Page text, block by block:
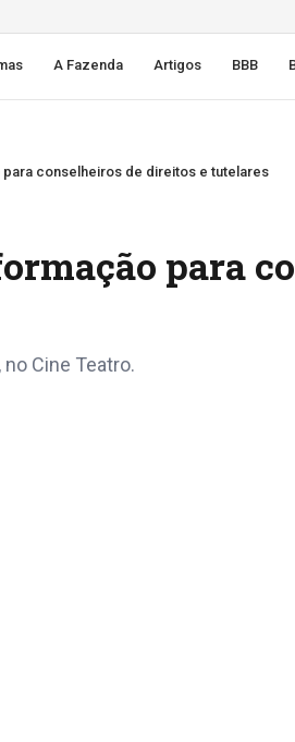
A Fazenda Artigos BBB
conselheiros de direitos e tutelares
para
Cine Teatro.